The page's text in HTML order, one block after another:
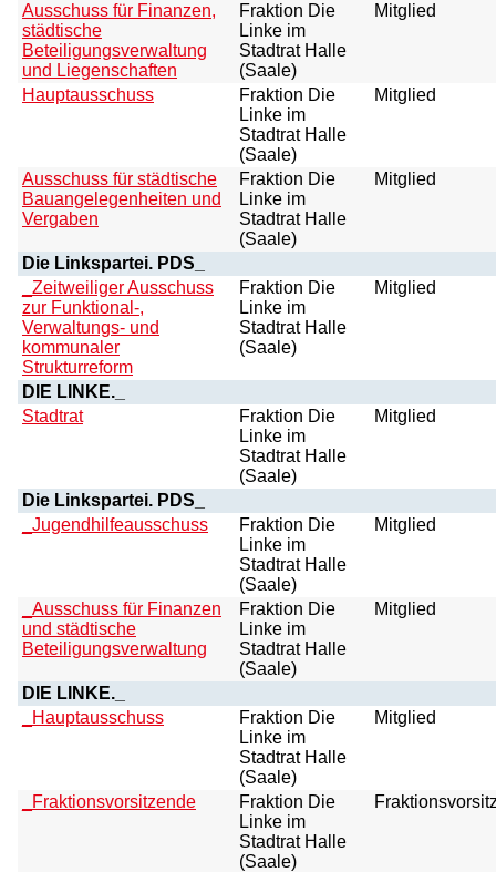
Ausschuss für Finanzen,
städtische
Beteiligungsverwaltung
und Liegenschaften
Fraktion Die
Linke im
Stadtrat Halle
(Saale)
Mitglied
Hauptausschuss
Fraktion Die
Linke im
Stadtrat Halle
(Saale)
Mitglied
Ausschuss für städtische
Bauangelegenheiten und
Vergaben
Fraktion Die
Linke im
Stadtrat Halle
(Saale)
Mitglied
Die Linkspartei. PDS_
_Zeitweiliger Ausschuss
zur Funktional-,
Verwaltungs- und
kommunaler
Strukturreform
Fraktion Die
Linke im
Stadtrat Halle
(Saale)
Mitglied
DIE LINKE._
Stadtrat
Fraktion Die
Linke im
Stadtrat Halle
(Saale)
Mitglied
Die Linkspartei. PDS_
_Jugendhilfeausschuss
Fraktion Die
Linke im
Stadtrat Halle
(Saale)
Mitglied
_Ausschuss für Finanzen
und städtische
Beteiligungsverwaltung
Fraktion Die
Linke im
Stadtrat Halle
(Saale)
Mitglied
DIE LINKE._
_Hauptausschuss
Fraktion Die
Linke im
Stadtrat Halle
(Saale)
Mitglied
_Fraktionsvorsitzende
Fraktion Die
Linke im
Stadtrat Halle
(Saale)